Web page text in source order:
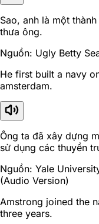
Sao, anh là một
thưa ông.
Nguồn: Ugly Betty
He first built a navy
amsterdam.
Ông ta đã xây dựng
sử dụng các thuyền
Nguồn: Yale
(Audio Version)
Amstrong joined the
three years.